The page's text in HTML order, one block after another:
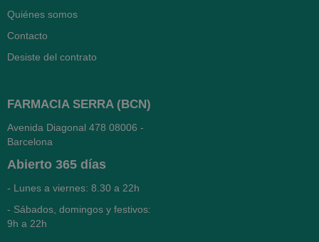
Quiénes somos
Contacto
Desiste del contrato
FARMACIA SERRA (BCN)
Avenida Diagonal 478 08006 -
Barcelona
Abierto 365 días
- Lunes a viernes: 8.30 a 22h
- Sábados, domingos y festivos:
9h a 22h